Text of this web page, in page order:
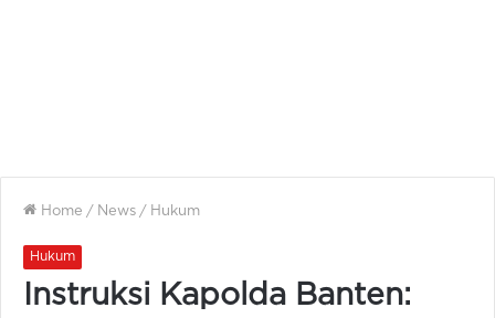
Home / News / Hukum
Hukum
Instruksi Kapolda Banten: